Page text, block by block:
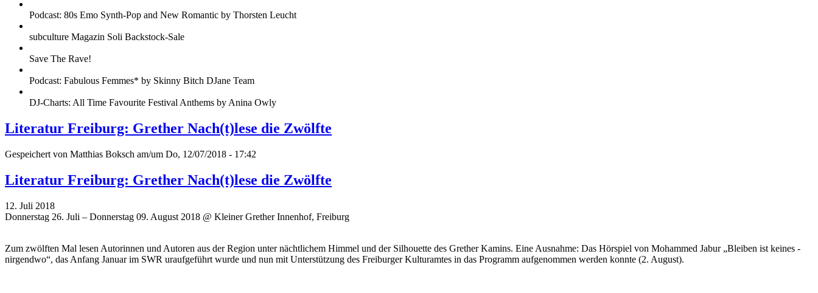
Podcast: 80s Emo Synth-Pop and New Romantic by Thorsten Leucht
subculture Magazin Soli Backstock-Sale
Save The Rave!
Podcast: Fabulous Femmes* by Skinny Bitch DJane Team
DJ-Charts: All Time Favourite Festival Anthems by Anina Owly
Literatur Freiburg: Grether Nach(t)lese die Zwölfte
Gespeichert von Matthias Boksch am/um Do, 12/07/2018 - 17:42
Literatur Freiburg: Grether Nach(t)lese die Zwölfte
12. Juli 2018
Donnerstag 26. Juli – Donnerstag 09. August 2018 @ Kleiner Grether Innenhof, Freiburg
Zum zwölften Mal lesen Autorinnen und Autoren aus der Region unter nächtlichem Himmel und der Silhouette des Grether Kamins. Eine Ausnahme: Das Hörspiel von Mohammed Jabur „Bleiben ist keines -
nirgendwo“, das Anfang Januar im SWR uraufgeführt wurde und nun mit Unterstützung des Freiburger Kulturamtes in das Programm aufgenommen werden konnte (2. August).